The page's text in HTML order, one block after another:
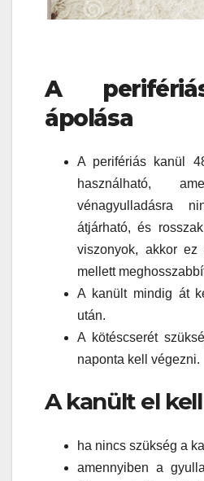
A
ápolása
A perifériás kanül
használható,
vénagyulladásra
átjárható, és
viszonyok, akkor ez
mellett
A kanült mindig át
után.
A kötéscserét
naponta kell végezni.
A kanült el
ha nincs szükség a
amennyiben a